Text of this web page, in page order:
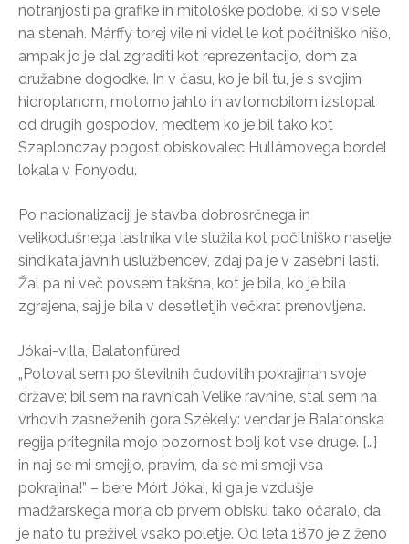
notranjosti pa grafike in mitološke podobe, ki so visele
na stenah. Márffy torej vile ni videl le kot počitniško hišo,
ampak jo je dal zgraditi kot reprezentacijo, dom za
družabne dogodke. In v času, ko je bil tu, je s svojim
hidroplanom, motorno jahto in avtomobilom izstopal
od drugih gospodov, medtem ko je bil tako kot
Szaplonczay pogost obiskovalec Hullámovega bordel
lokala v Fonyodu.
Po nacionalizaciji je stavba dobrosrčnega in
velikodušnega lastnika vile služila kot počitniško naselje
sindikata javnih uslužbencev, zdaj pa je v zasebni lasti.
Žal pa ni več povsem takšna, kot je bila, ko je bila
zgrajena, saj je bila v desetletjih večkrat prenovljena.
Jókai-villa, Balatonfüred
„Potoval sem po številnih čudovitih pokrajinah svoje
države; bil sem na ravnicah Velike ravnine, stal sem na
vrhovih zasneženih gora Székely: vendar je Balatonska
regija pritegnila mojo pozornost bolj kot vse druge. […]
in naj se mi smejijo, pravim, da se mi smeji vsa
pokrajina!” – bere Mórt Jókai, ki ga je vzdušje
madžarskega morja ob prvem obisku tako očaralo, da
je nato tu preživel vsako poletje. Od leta 1870 je z ženo